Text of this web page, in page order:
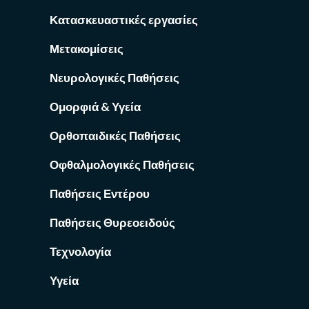
Κατασκευαστικές εργασίες
Μετακομίσεις
Νευρολογικές Παθήσεις
Ομορφιά & Υγεία
Ορθοπαιδικές Παθήσεις
Οφθαλμολογικές Παθήσεις
Παθήσεις Εντέρου
Παθήσεις Θυρεοειδούς
Τεχνολογία
Υγεία